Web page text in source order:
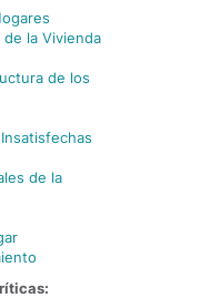
de la Vivienda
de los
de la